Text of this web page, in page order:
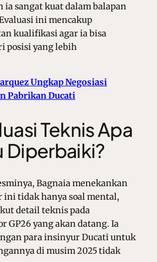
ia sangat kuat dalam balapan
ini mencakup
kualifikasi agar ia bisa
posisi yang lebih
Ungkap Negosiasi
Pabrikan Ducati
Teknis Apa
Diperbaiki?
Bagnaia menekankan
ini tidak hanya soal mental,
detail teknis pada
GP26 yang akan datang. Ia
para insinyur Ducati untuk
di musim 2025 tidak